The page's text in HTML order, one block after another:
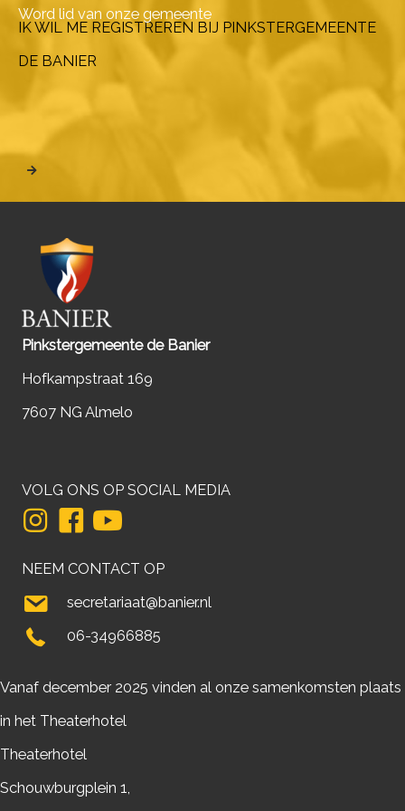
Word lid van onze gemeente
IK WIL ME REGISTREREN BIJ PINKSTERGEMEENTE
DE BANIER
Pinkstergemeente de Banier
Hofkampstraat 169
7607 NG Almelo
VOLG ONS OP SOCIAL MEDIA
NEEM CONTACT OP
secretariaat@banier.nl
06-34966885
Vanaf december 2025 vinden al onze samenkomsten plaats
in het Theaterhotel
Theaterhotel
Schouwburgplein 1,